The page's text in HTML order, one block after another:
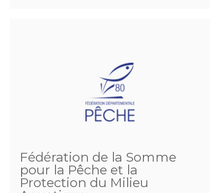
Fédération de la Somme
pour la Pêche et la
Protection du Milieu